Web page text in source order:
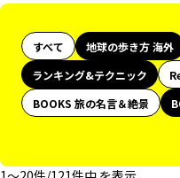
すべて 地球の歩き方 海外
ランキング&テクニック
BOOKS 旅の名言＆絶景